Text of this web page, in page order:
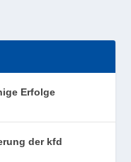
Erfolge
der kfd